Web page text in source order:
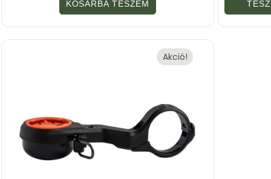
-
b
ő
KOSÁRBA TESZEM
Akció!